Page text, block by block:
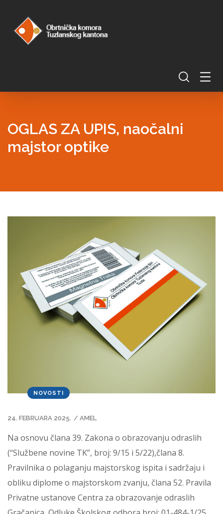
OGLAS ZA UPIS, naočalni
majstor optike
NOVOSTI
24. FEBRUARA 2025. / AMEL
Na osnovu člana 39. Zakona o obrazovanju odraslih
(“Službene novine TK”, broj: 9/15 i 5/22),člana 8.
Pravilnika o polaganju majstorskog ispita i sadržaju i
obliku diplome o majstorskom zvanju, člana 52. Pravila
Privatne ustanove Centra za obrazovanje odraslih